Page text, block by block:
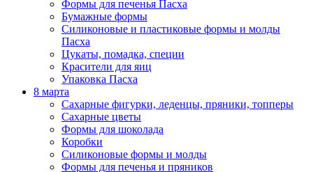
Формы для печенья Пасха
Бумажные формы
Силиконовые и пластиковые формы и молды
Пасха
Цукаты, помадка, специи
Красители для яиц
Упаковка Пасха
8 марта
Сахарные фигурки, леденцы, пряники, топперы
Сахарные цветы
Формы для шоколада
Коробки
Силиконовые формы и молды
Формы для печенья и пряников